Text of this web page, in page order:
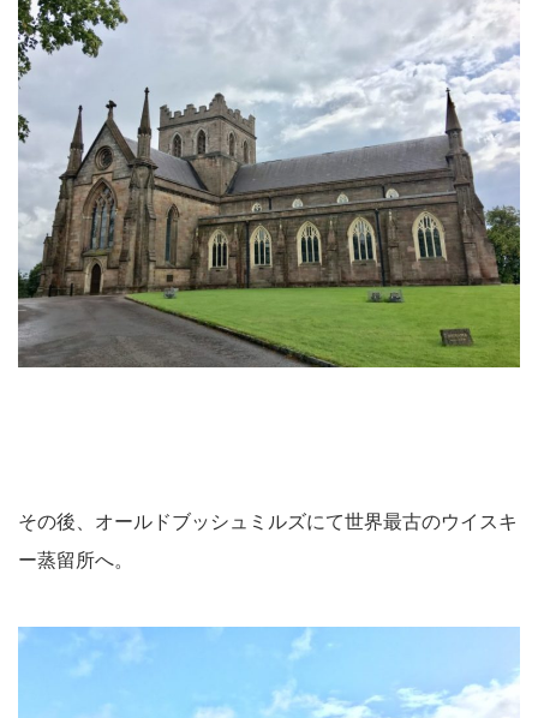
その後、オールドブッシュミルズにて世界最古のウイスキ
ー蒸留所へ。